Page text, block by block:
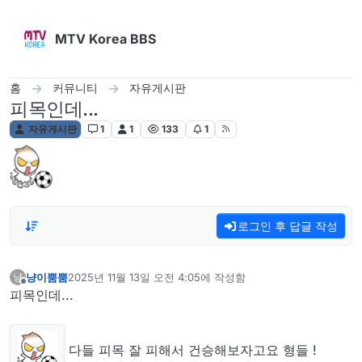
MTV Korea BBS
홈 커뮤니티 자유게시판
피목인데...
자유게시판 1 1 133 1
로그인 후 답글 작성
냥
오프라인
냥이뿜뿜2025년 11월 13일 오전 4:05에 작성함
마지막 수정자:
피목인데...
다들 피목 잘 피해서 건승해보자고요 형들 !